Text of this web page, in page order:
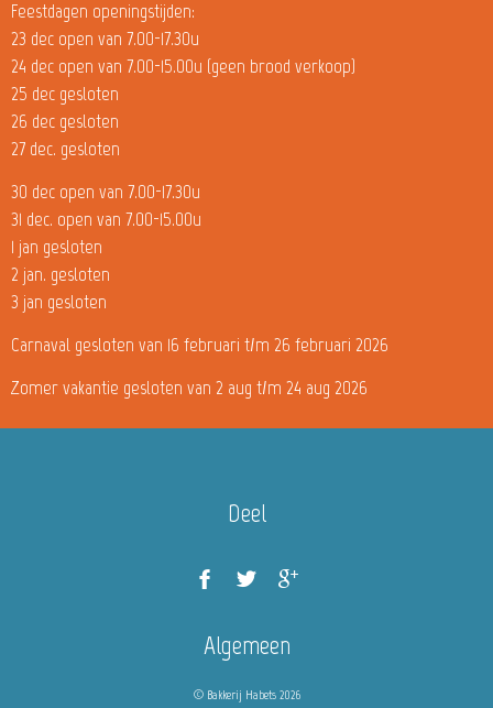
Feestdagen openingstijden:
23 dec open van 7.00-17.30u
24 dec open van 7.00-15.00u (geen brood verkoop)
25 dec gesloten
26 dec gesloten
27 dec. gesloten
30 dec open van 7.00-17.30u
31 dec. open van 7.00-15.00u
1 jan gesloten
2 jan. gesloten
3 jan gesloten
Carnaval gesloten van 16 februari t/m 26 februari 2026
Zomer vakantie gesloten van 2 aug t/m 24 aug 2026
Deel
Algemeen
© Bakkerij Habets 2026